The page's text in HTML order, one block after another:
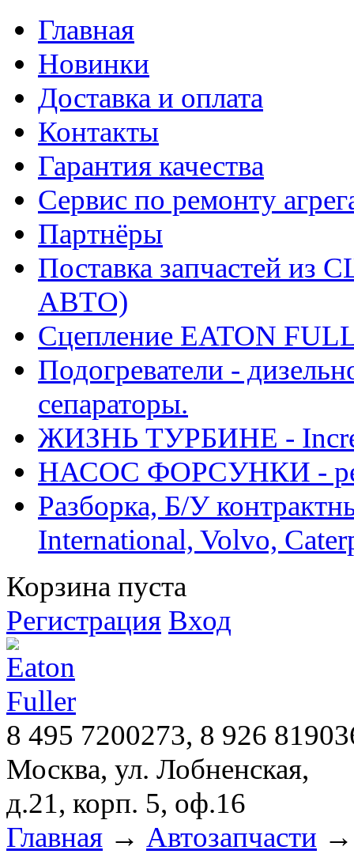
Главная
Новинки
Доставка и оплата
Контакты
Гарантия качества
Сервис по ремонту
Партнёры
Поставка запчастей
АВТО)
Сцепление EATON
Подогреватели -
сепараторы.
ЖИЗНЬ ТУРБИНЕ -
НАСОС ФОРСУНКИ -
Разборка, Б/У
International, Volvo,
Корзина пуста
Регистрация Вход
8 495 7200273, 8 926
Москва, ул. Лобненская,
д.21, корп. 5, оф.16
Главная → Автозапчасти